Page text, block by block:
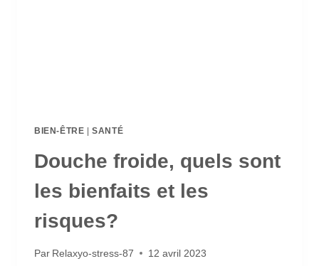
BIEN-ÊTRE |SANTÉ
Douche froide, quels sont
les bienfaits et les
risques?
Par Relaxyo-stress-87 12 avril 2023